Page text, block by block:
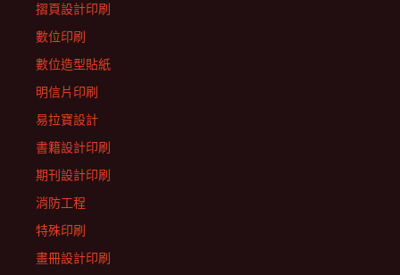
摺頁設計印刷
數位印刷
數位造型貼紙
明信片印刷
易拉寶設計
書籍設計印刷
期刊設計印刷
消防工程
特殊印刷
畫冊設計印刷